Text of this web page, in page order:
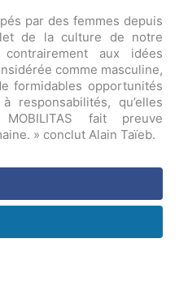
par des femmes depuis
de la culture de notre
aux idées
comme masculine,
formidables opportunités
responsabilités, qu’elles
fait preuve
» conclut Alain Taïeb.